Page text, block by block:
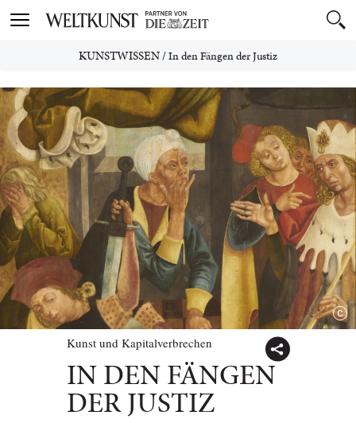
Toggle
KUNSTWISSEN/In den Fängen der Justiz
Kunst und Kapitalverbrechen
IN DEN FÄNGEN
DER JUSTIZ